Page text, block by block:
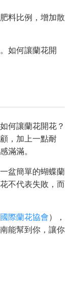
料比例，增加散
如何讓蘭花開
何讓蘭花開花？
，加上一點耐
滿滿。
盆簡單的蝴蝶蘭
不代表失敗，而
國際蘭花協會），
能幫到你，讓你